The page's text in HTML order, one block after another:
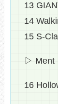
13
14
15 S-
▷ Ment
16